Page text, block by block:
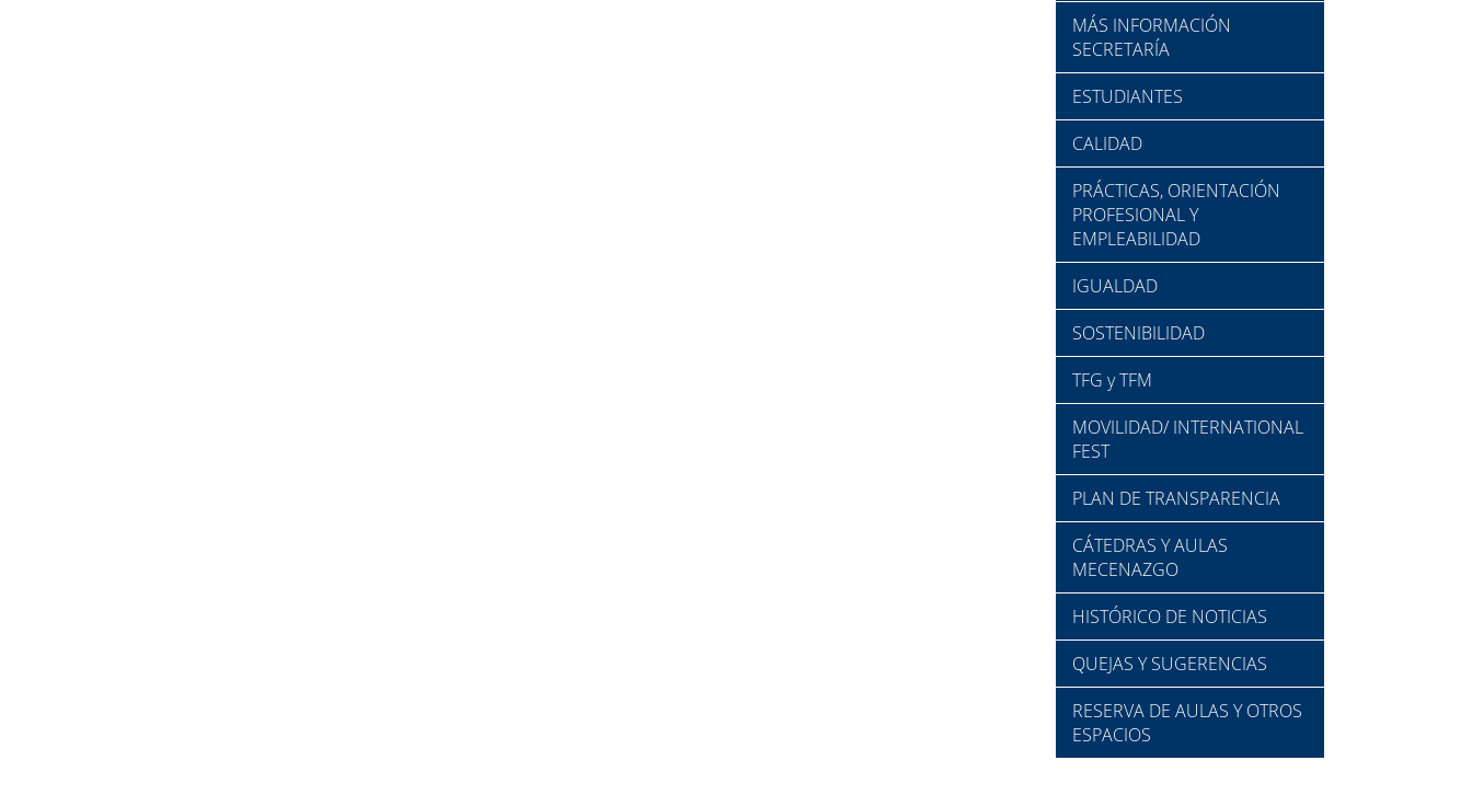
MÁS INFORMACIÓN
SECRETARÍA
ESTUDIANTES
CALIDAD
PRÁCTICAS, ORIENTACIÓN
PROFESIONAL Y
EMPLEABILIDAD
IGUALDAD
SOSTENIBILIDAD
TFG y TFM
MOVILIDAD/ INTERNATIONAL
FEST
PLAN DE TRANSPARENCIA
CÁTEDRAS Y AULAS
MECENAZGO
HISTÓRICO DE NOTICIAS
QUEJAS Y SUGERENCIAS
RESERVA DE AULAS Y OTROS
ESPACIOS